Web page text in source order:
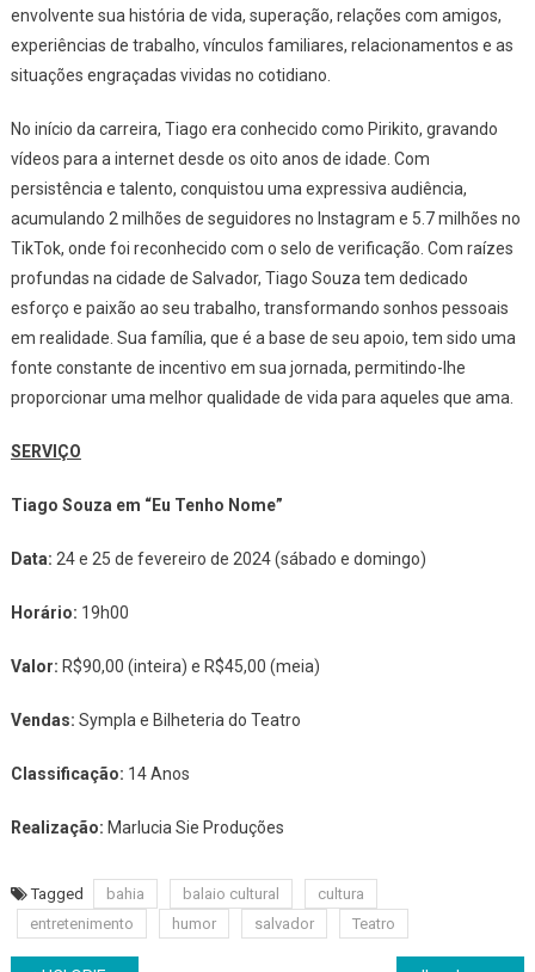
envolvente sua história de vida, superação, relações com amigos,
experiências de trabalho, vínculos familiares, relacionamentos e as
situações engraçadas vividas no cotidiano.
No início da carreira, Tiago era conhecido como Pirikito, gravando
vídeos para a internet desde os oito anos de idade. Com
persistência e talento, conquistou uma expressiva audiência,
acumulando 2 milhões de seguidores no Instagram e 5.7 milhões no
TikTok, onde foi reconhecido com o selo de verificação. Com raízes
profundas na cidade de Salvador, Tiago Souza tem dedicado
esforço e paixão ao seu trabalho, transformando sonhos pessoais
em realidade. Sua família, que é a base de seu apoio, tem sido uma
fonte constante de incentivo em sua jornada, permitindo-lhe
proporcionar uma melhor qualidade de vida para aqueles que ama.
SERVIÇO
Tiago Souza em “Eu Tenho Nome”
Data: 24 e 25 de fevereiro de 2024 (sábado e domingo)
Horário: 19h00
Valor: R$90,00 (inteira) e R$45,00 (meia)
Vendas: Sympla e Bilheteria do Teatro
Classificação: 14 Anos
Realização: Marlucia Sie Produções
Tagged bahia balaio cultural
cultura
entretenimento
humor salvador Teatro